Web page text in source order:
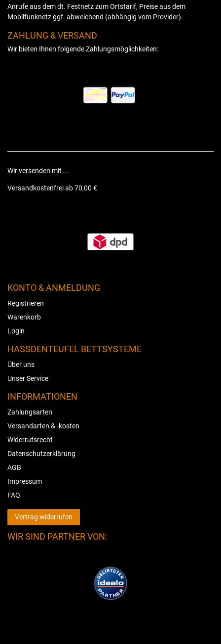
Anrufe aus dem dt. Festnetz zum Ortstarif, Preise aus dem
Mobilfunknetz ggf. abweichend (abhängig vom Provider).
ZAHLUNG & VERSAND
Wir bieten Ihnen folgende Zahlungsmöglichkeiten:
Wir versenden mit ...
Versandkostenfrei ab 70,00 €
KONTO & ANMELDUNG
Registrieren
Warenkorb
Login
HASSDENTEUFEL BETTSYSTEME
Über uns
Unser Service
INFORMATIONEN
Zahlungsarten
Versandarten & -kosten
Widerrufsrecht
Datenschutzerklärung
AGB
Impressum
FAQ
Vertrag widerrufen
WIR SIND PARTNER VON: